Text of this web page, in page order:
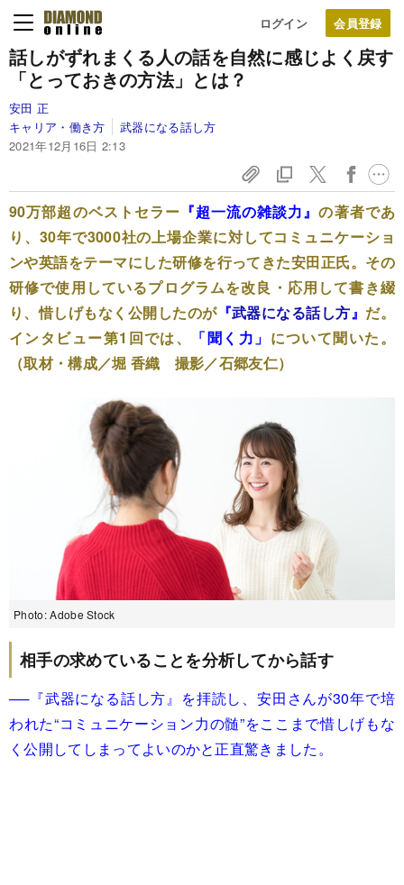
ログイン
話しがずれまくる人の話を自然に感じよく戻す
「とっておきの方法」とは？
安田 正
キャリア・働き方
武器になる話し方
2021年12月16日 2:13
90万部超のベストセラー 『超一流の雑談力』の著者であ
り、30年で3000社の上場企業に対してコミュニケーショ
ンや英語をテーマにした研修を行ってきた安田正氏。その
研修で使用しているプログラムを改良・応用して書き綴
り、惜しげもなく公開したのが『武器になる話し方』 だ。
インタビュー第1回では、
「聞く力」 について聞いた。
（取材・構成／堀 香織 撮影／石郷友仁）
Photo: Adobe Stock
相手の求めていることを分析してから話す
──『武器になる話し方』を拝読し、安田さんが30年で培
われた“コミュニケーション力の髄”をここまで惜しげもな
く公開してしまってよいのかと正直驚きました。